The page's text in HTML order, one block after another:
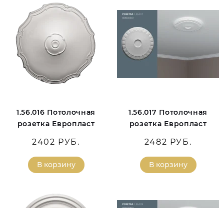
1.56.016 Потолочная
розетка Европласт
2402 РУБ.
В корзину
1.56.017 Потолочная
розетка Европласт
2482 РУБ.
В корзину